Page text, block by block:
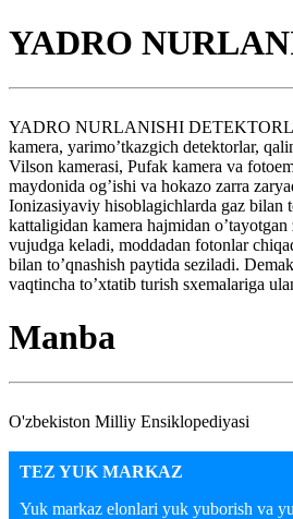
YADRO
YADRO NURLANISHI
kamera, yarimo’tkazgich detektorlar,
Vilson kamerasi, Pufak kamera va
maydonida og’ishi va hokazo zarra
Ionizasiyaviy hisoblagichlarda gaz bilan
kattaligidan kamera hajmidan
vujudga keladi, moddadan fotonlar
bilan to’qnashish paytida seziladi.
vaqtincha to’xtatib turish sxemalariga
Manba
O'zbekiston Milliy Ensiklopediyasi
TEZ YUK MARKAZ
Yuk markaz elonlari yuk yuborish va